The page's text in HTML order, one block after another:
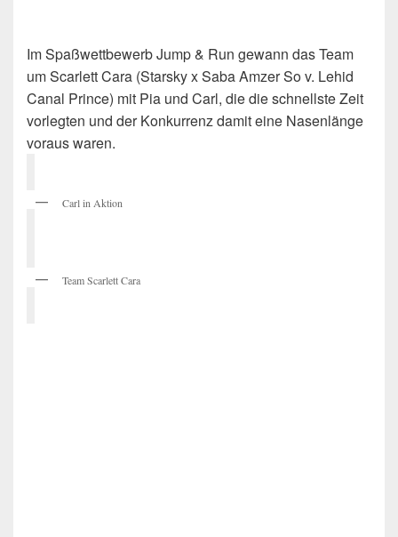
Im Spaßwettbewerb Jump & Run gewann das Team
um Scarlett Cara (Starsky x Saba Amzer So v. Lehid
Canal Prince) mit Pia und Carl, die die schnellste Zeit
vorlegten und der Konkurrenz damit eine Nasenlänge
voraus waren.
Carl in Aktion
Team Scarlett Cara